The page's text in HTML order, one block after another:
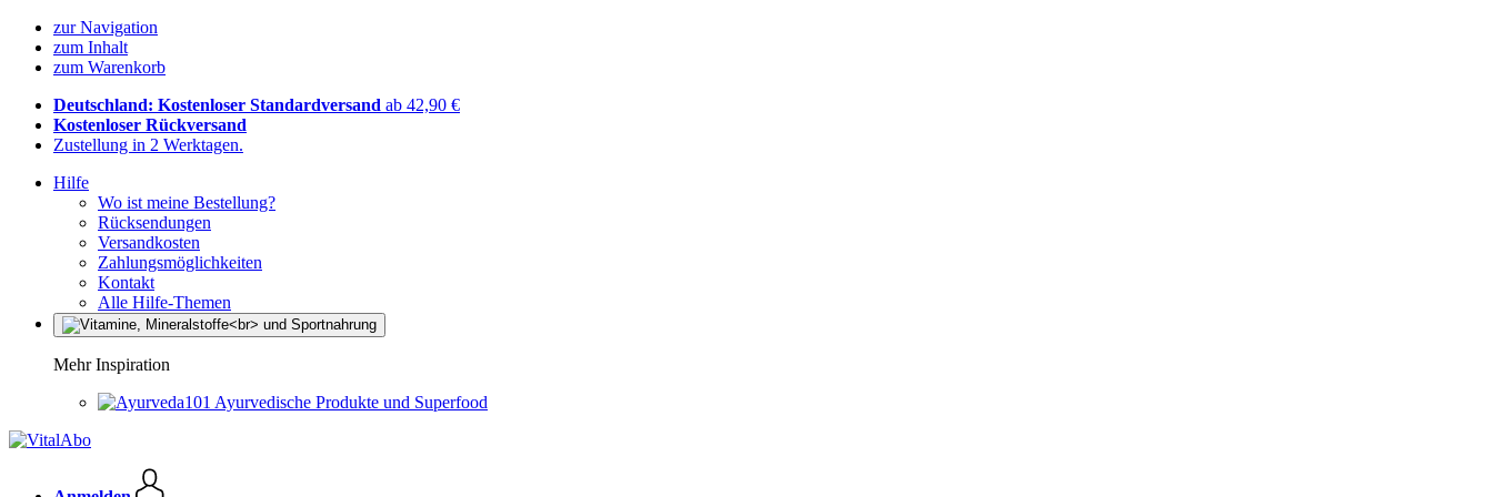
zur Navigation
zum Inhalt
zum Warenkorb
Deutschland: Kostenloser Standardversand ab 42,90 €
Kostenloser Rückversand
Zustellung in 2 Werktagen.
Hilfe
Wo ist meine Bestellung?
Rücksendungen
Versandkosten
Zahlungsmöglichkeiten
Kontakt
Alle Hilfe-Themen
Mehr Inspiration
Ayurvedische Produkte und Superfood